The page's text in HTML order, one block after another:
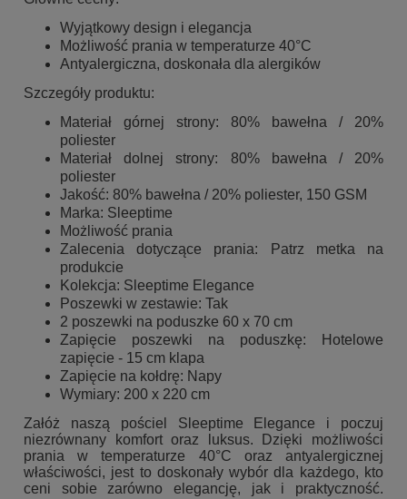
Wyjątkowy design i elegancja
Możliwość prania w temperaturze 40°C
Antyalergiczna, doskonała dla alergików
Szczegóły produktu:
Materiał górnej strony: 80% bawełna / 20%
poliester
Materiał dolnej strony: 80% bawełna / 20%
poliester
Jakość: 80% bawełna / 20% poliester, 150 GSM
Marka: Sleeptime
Możliwość prania
Zalecenia dotyczące prania: Patrz metka na
produkcie
Kolekcja: Sleeptime Elegance
Poszewki w zestawie: Tak
2 poszewki na poduszke 60 x 70 cm
Zapięcie poszewki na poduszkę: Hotelowe
zapięcie - 15 cm klapa
Zapięcie na kołdrę: Napy
Wymiary: 200 x 220 cm
Załóż naszą pościel Sleeptime Elegance i poczuj
niezrównany komfort oraz luksus. Dzięki możliwości
prania w temperaturze 40°C oraz antyalergicznej
właściwości, jest to doskonały wybór dla każdego, kto
ceni sobie zarówno elegancję, jak i praktyczność.